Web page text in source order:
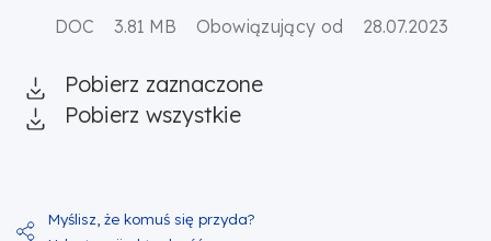
DOC 3.81 MB Obowiązujący od 28.07.2023
Pobierz zaznaczone
Pobierz wszystkie